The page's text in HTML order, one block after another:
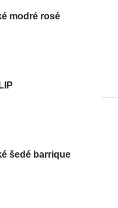
modré rosé
šedé barrique